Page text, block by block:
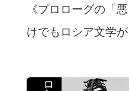
《プロローグの「
けでもロシア文学